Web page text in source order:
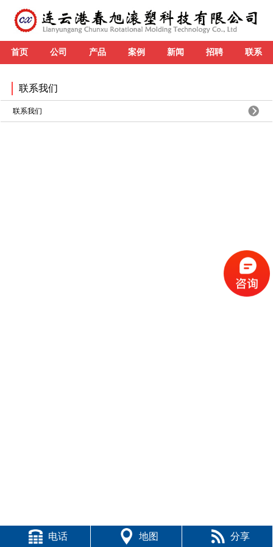
首页 公司 产品 案例 新闻 招聘 联系
联系我们
联系我们
电话 地图 分享